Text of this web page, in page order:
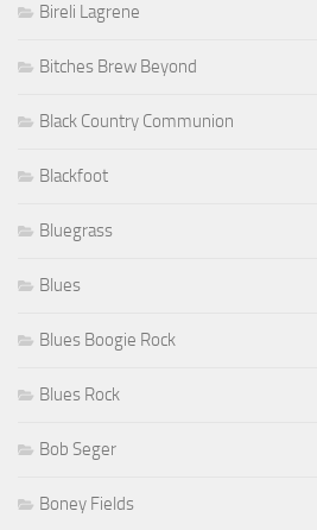
Bireli Lagrene
Bitches Brew Beyond
Black Country Communion
Blackfoot
Bluegrass
Blues
Blues Boogie Rock
Blues Rock
Bob Seger
Boney Fields